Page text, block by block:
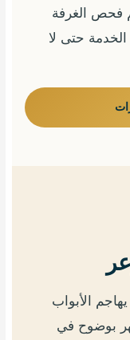
فحص الغرفة
حتى لا
الأبواب
بوضوح في